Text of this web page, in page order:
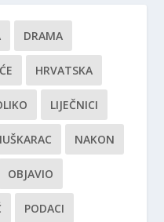
DRAMA
HRVATSKA
LIJEČNICI
NAKON
OBJAVIO
PODACI